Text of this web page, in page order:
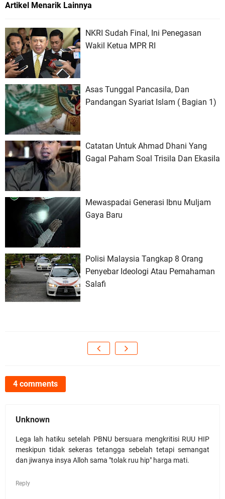
Artikel Menarik Lainnya
NKRI Sudah Final, Ini Penegasan
Wakil Ketua MPR RI
Asas Tunggal Pancasila, Dan
Pandangan Syariat Islam ( Bagian 1)
Catatan Untuk Ahmad Dhani Yang
Gagal Paham Soal Trisila Dan Ekasila
Mewaspadai Generasi Ibnu Muljam
Gaya Baru
Polisi Malaysia Tangkap 8 Orang
Penyebar Ideologi Atau Pemahaman
Salafi
4 comments
Unknown
Lega lah hatiku setelah PBNU bersuara mengkritisi RUU HIP
meskipun tidak sekeras tetangga sebelah tetapi semangat
dan jiwanya insya Alloh sama "tolak ruu hip" harga mati.
Reply